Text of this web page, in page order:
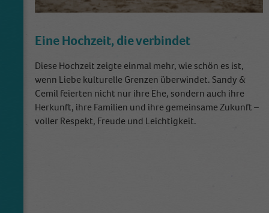
Eine Hochzeit, die verbindet
Diese Hochzeit zeigte einmal mehr, wie schön es ist,
wenn Liebe kulturelle Grenzen überwindet. Sandy &
Cemil feierten nicht nur ihre Ehe, sondern auch ihre
Herkunft, ihre Familien und ihre gemeinsame Zukunft –
voller Respekt, Freude und Leichtigkeit.